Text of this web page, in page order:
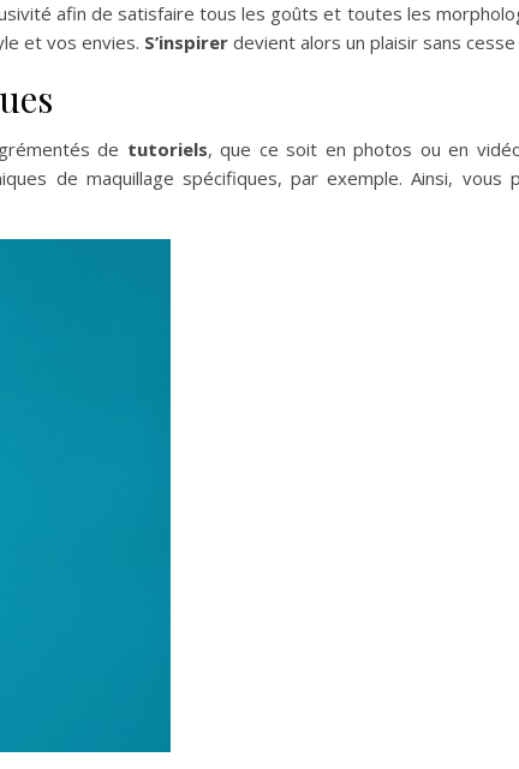
afin de satisfaire tous les goûts et toutes les
et vos envies. S’inspirer devient alors un plaisir sans
de tutoriels, que ce soit en photos ou en
de maquillage spécifiques, par exemple. Ainsi, vous